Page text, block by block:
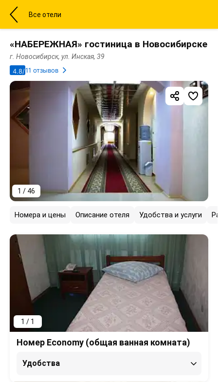
Все отели
«НАБЕРЕЖНАЯ» гостиница в Новосибирске
г. Новосибирск, ул. Инская, 39
4.8/511 отзывов
1 / 46
Номера и цены Описание отеля Удобства и услуги
1 / 1
Номер Economy (общая ванная комната)
Удобства